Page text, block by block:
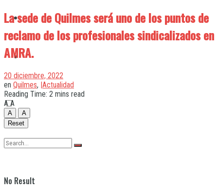
Quilmes
Varela
No Result
La sede de Quilmes será uno de los puntos de
reclamo de los profesionales sindicalizados en
AMRA.
20 diciembre, 2022
en Quilmes, |Actualidad
Reading Time: 2 mins read
A A
A
A
Reset